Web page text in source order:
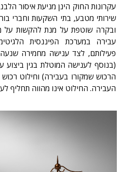
עקרונות החוק הינן מניעת איסור
שירותי מטבע, בתי השקעות וחברי
ובקרה שוטפת על מנת להקשות על
עבירה במערכת הפיננסית
(בנוסף לענישה המוטלת בגין
הרכוש שמקורו בעבירה) וחילוט
העבירה. החילוט אינו מהווה תחליף